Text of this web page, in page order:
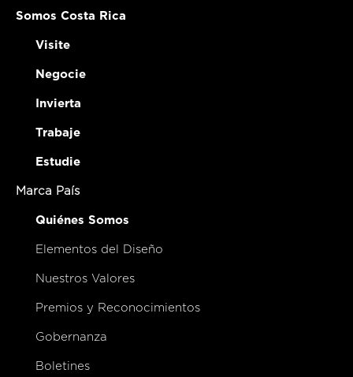
Somos Costa Rica
Visite
Negocie
Invierta
Trabaje
Estudie
Marca País
Quiénes Somos
Elementos del Diseño
Nuestros Valores
Premios y Reconocimientos
Gobernanza
Boletines